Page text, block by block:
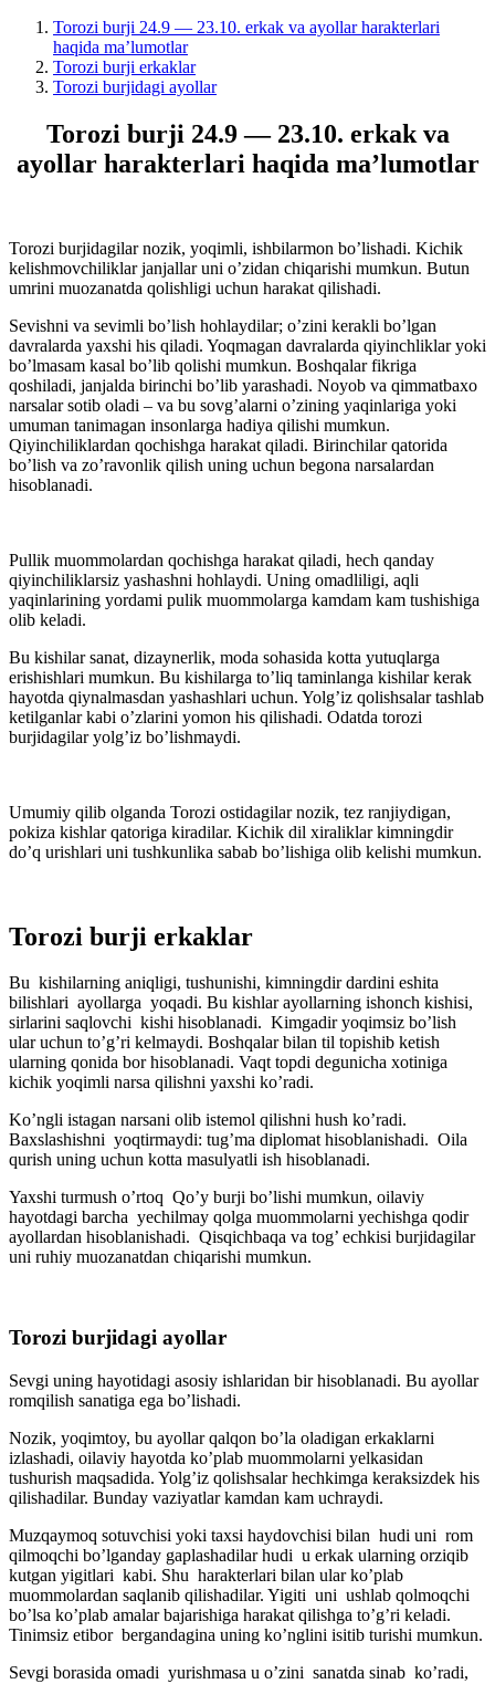
Torozi burji 24.9 — 23.10. erkak va ayollar harakterlari
haqida ma’lumotlar
Torozi burji erkaklar
Torozi burjidagi ayollar
Torozi burji 24.9 — 23.10. erkak va
ayollar harakterlari haqida ma’lumotlar
Torozi burjidagilar nozik, yoqimli, ishbilarmon bo’lishadi. Kichik
kelishmovchiliklar janjallar uni o’zidan chiqarishi mumkun. Butun
umrini muozanatda qolishligi uchun harakat qilishadi.
Sevishni va sevimli bo’lish hohlaydilar; o’zini kerakli bo’lgan
davralarda yaxshi his qiladi. Yoqmagan davralarda qiyinchliklar yoki
bo’lmasam kasal bo’lib qolishi mumkun. Boshqalar fikriga
qoshiladi, janjalda birinchi bo’lib yarashadi. Noyob va qimmatbaxo
narsalar sotib oladi – va bu sovg’alarni o’zining yaqinlariga yoki
umuman tanimagan insonlarga hadiya qilishi mumkun.
Qiyinchiliklardan qochishga harakat qiladi. Birinchilar qatorida
bo’lish va zo’ravonlik qilish uning uchun begona narsalardan
hisoblanadi.
Pullik muommolardan qochishga harakat qiladi, hech qanday
qiyinchiliklarsiz yashashni hohlaydi. Uning omadliligi, aqli
yaqinlarining yordami pulik muommolarga kamdam kam tushishiga
olib keladi.
Bu kishilar sanat, dizaynerlik, moda sohasida kotta yutuqlarga
erishishlari mumkun. Bu kishilarga to’liq taminlanga kishilar kerak
hayotda qiynalmasdan yashashlari uchun. Yolg’iz qolishsalar tashlab
ketilganlar kabi o’zlarini yomon his qilishadi. Odatda torozi
burjidagilar yolg’iz bo’lishmaydi.
Umumiy qilib olganda Torozi ostidagilar nozik, tez ranjiydigan,
pokiza kishlar qatoriga kiradilar. Kichik dil xiraliklar kimningdir
do’q urishlari uni tushkunlika sabab bo’lishiga olib kelishi mumkun.
Torozi burji erkaklar
Bu kishilarning aniqligi, tushunishi, kimningdir dardini eshita
bilishlari ayollarga yoqadi. Bu kishlar ayollarning ishonch kishisi,
sirlarini saqlovchi kishi hisoblanadi. Kimgadir yoqimsiz bo’lish
ular uchun to’g’ri kelmaydi. Boshqalar bilan til topishib ketish
ularning qonida bor hisoblanadi. Vaqt topdi degunicha xotiniga
kichik yoqimli narsa qilishni yaxshi ko’radi.
Ko’ngli istagan narsani olib istemol qilishni hush ko’radi.
Baxslashishni yoqtirmaydi: tug’ma diplomat hisoblanishadi. Oila
qurish uning uchun kotta masulyatli ish hisoblanadi.
Yaxshi turmush o’rtoq Qo’y burji bo’lishi mumkun, oilaviy
hayotdagi barcha yechilmay qolga muommolarni yechishga qodir
ayollardan hisoblanishadi. Qisqichbaqa va tog’ echkisi burjidagilar
uni ruhiy muozanatdan chiqarishi mumkun.
Torozi burjidagi ayollar
Sevgi uning hayotidagi asosiy ishlaridan bir hisoblanadi. Bu ayollar
romqilish sanatiga ega bo’lishadi.
Nozik, yoqimtoy, bu ayollar qalqon bo’la oladigan erkaklarni
izlashadi, oilaviy hayotda ko’plab muommolarni yelkasidan
tushurish maqsadida. Yolg’iz qolishsalar hechkimga keraksizdek his
qilishadilar. Bunday vaziyatlar kamdan kam uchraydi.
Muzqaymoq sotuvchisi yoki taxsi haydovchisi bilan hudi uni rom
qilmoqchi bo’lganday gaplashadilar hudi u erkak ularning orziqib
kutgan yigitlari kabi. Shu harakterlari bilan ular ko’plab
muommolardan saqlanib qilishadilar. Yigiti uni ushlab qolmoqchi
bo’lsa ko’plab amalar bajarishiga harakat qilishga to’g’ri keladi.
Tinimsiz etibor bergandagina uning ko’nglini isitib turishi mumkun.
Sevgi borasida omadi yurishmasa u o’zini sanatda sinab ko’radi,